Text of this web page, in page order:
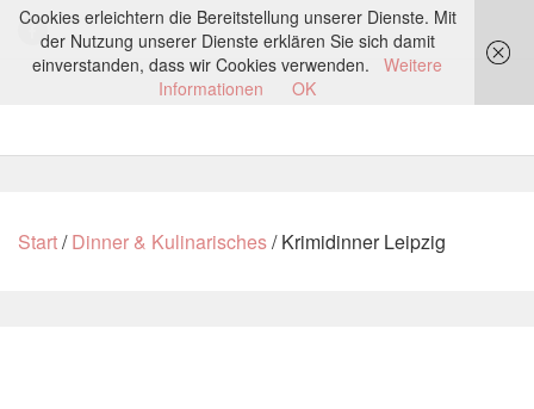
Start/Dinner & Kulinarisches/ Krimidinner Leipzig
Cookies erleichtern die Bereitstellung unserer Dienste. Mit
der Nutzung unserer Dienste erklären Sie sich damit
einverstanden, dass wir Cookies verwenden.
Weitere
Informationen
OK